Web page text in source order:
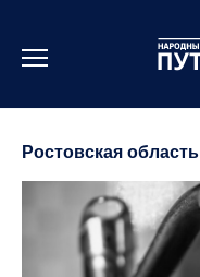
содержанию
Ростовская область